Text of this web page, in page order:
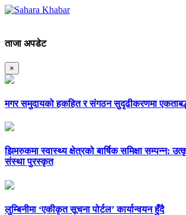
ताजा अपडेट
×
मगर समुदायको हकहित र संगठन सुदृढीकरणमा
झिमरुकमा स्वास्थ्य क्षेत्रको बार्षिक समिक्षा सम्पन्न:
संस्था पुरस्कृत
लुम्बिनीमा ‘एकीकृत सूचना पोर्टल’ कार्यान्वयन हुँदै